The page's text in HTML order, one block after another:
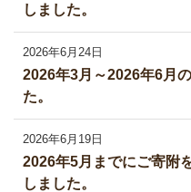
しました。
2026年6月24日
2026年3月～2026年6月
た。
2026年6月19日
2026年5月までにご寄附
しました。